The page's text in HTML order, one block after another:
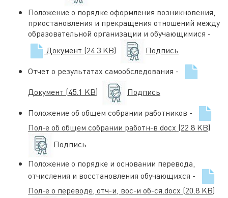
Положение о порядке оформления возникновения,
приостановления и прекращения отношений между
образовательной организации и обучающимися -
Документ (24.3 KB)
Подпись
Отчет о результатах самообследования -
Документ (45.1 KB)
Подпись
Положение об общем собрании работников -
Пол-е об общем собрании работн-в.docx (22.8 KB)
Подпись
Положение о порядке и основании перевода,
отчисления и восстановления обучающихся -
Пол-е о переводе, отч-и, вос-и об-ся.docx (20.8 KB)